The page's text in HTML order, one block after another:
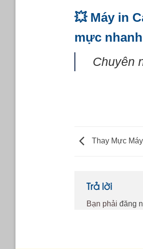
💥 Máy in
mực
Chuyên
Thay Mực
Trả lời
Bạn phải đăng